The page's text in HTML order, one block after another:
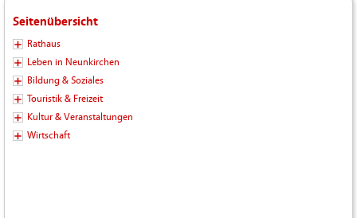
Seitenübersicht
Rathaus
Leben in Neunkirchen
Bildung & Soziales
Touristik & Freizeit
Kultur & Veranstaltungen
Wirtschaft